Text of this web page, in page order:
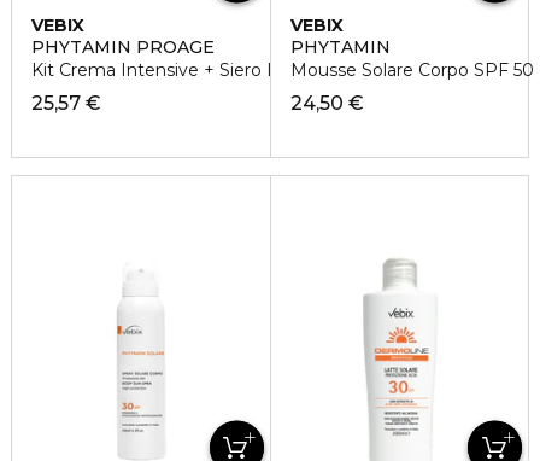
VEBIX
PHYTAMIN PROAGE
Kit Crema Intensive + Siero Liftante Specific
25,57 €
VEBIX
PHYTAMIN
Mousse Solare Corpo SPF
24,50 €